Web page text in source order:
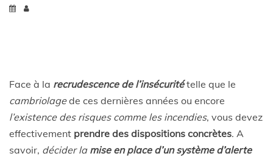
Face à la recrudescence de l’insécuritételle que le
cambriolagede ces dernières années ou encore
l’existence des risques comme les incendies, vous devez
effectivement prendre des dispositions concrètes. A
savoir, décider la mise en place d’un système d’alerte